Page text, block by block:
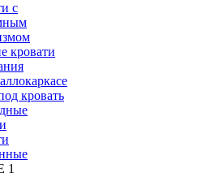
с
кровати
кровать
1